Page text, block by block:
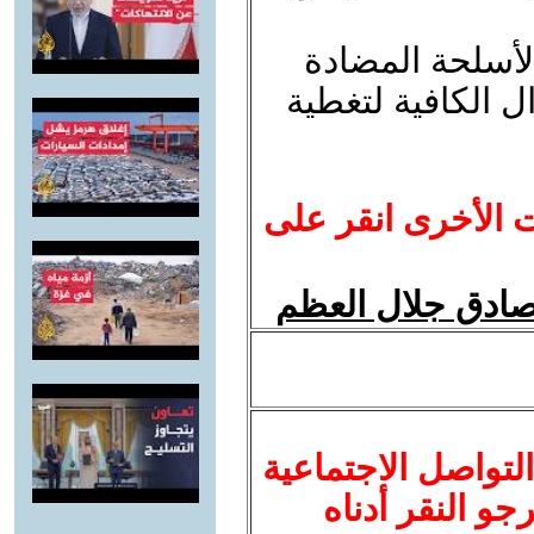
المضادة
الكافية لتغطية
الأخرى انقر على
جلال العظم
الاجتماعية
النقر أدناه